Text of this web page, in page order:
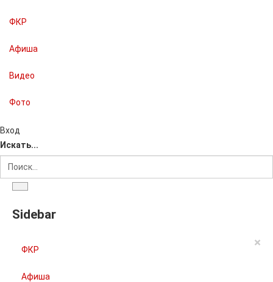
ФКР
Афиша
Видео
Фото
Вход
Искать...
Sidebar
×
ФКР
Афиша